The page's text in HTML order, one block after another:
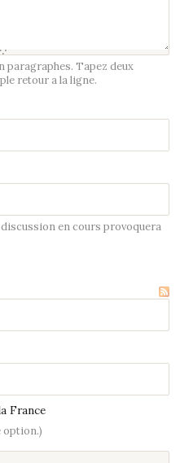
paragraphes. Tapez deux
retour a la ligne.
en cours provoquera
France